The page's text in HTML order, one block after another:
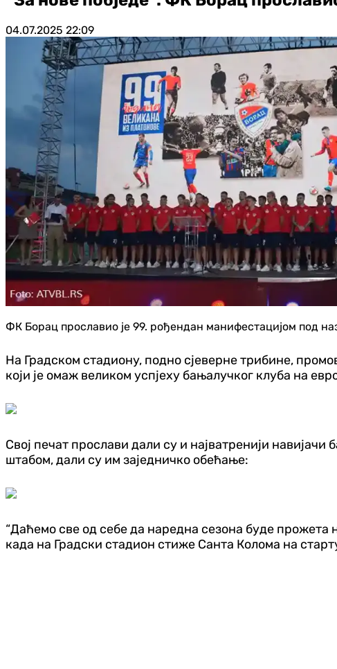
04.07.2025 22:09
ФК Борац прославио је 99. рођендан манифестацијом под
На Градском стадиону, подно сјеверне трибине,
који је омаж великом успјеху бањалучког клуба на
Свој печат прослави дали су и најватренији
штабом, дали су им заједничко обећање:
“Даћемо све од себе да наредна сезона буде прожета
када на Градски стадион стиже Санта Колома на